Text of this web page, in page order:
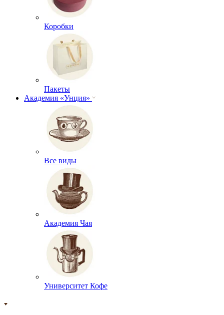
Коробки
Пакеты
Академия «Унция»
Все виды
Академия Чая
Университет Кофе